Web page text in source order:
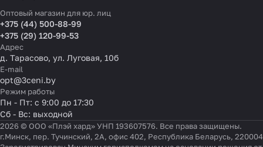
Оптовый магазин для юр. лиц
+375 (44) 500-88-99
+375 (29) 120-99-53
Адрес
д. Тарасово, ул. Луговая, 10б
E-mail
opt@3ceni.by
Режим работы
Пн - Пт: с 9:00 до 17:30
Сб - Вс: выходной
2026 © ООО «Плэй хард» УНП 193607576. Все права защищены.
г.Минск, пер. Тучинский, 2А, офис 402, Республика Беларусь, 220004